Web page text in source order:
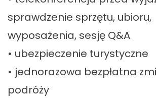
sprawdzenie sprzętu, ubioru,
wyposażenia, sesję Q&A
• ubezpieczenie turystyczne
• jednorazowa bezpłatna
podróży